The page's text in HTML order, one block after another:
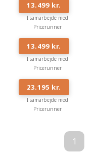
13.499 kr.
I samarbejde med
Pricerunner
13.499 kr.
I samarbejde med
Pricerunner
23.195 kr.
I samarbejde med
Pricerunner
1